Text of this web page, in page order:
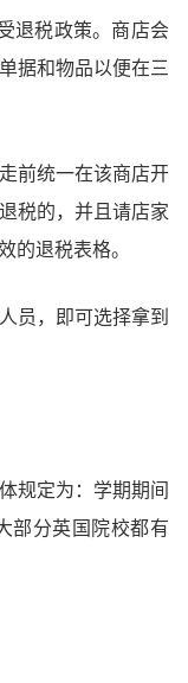
退税政策。商店会
据和物品以便在三
前统一在该商店开
税的，并且请店家
的退税表格。
员，即可选择拿到
规定为：学期期间
部分英国院校都有